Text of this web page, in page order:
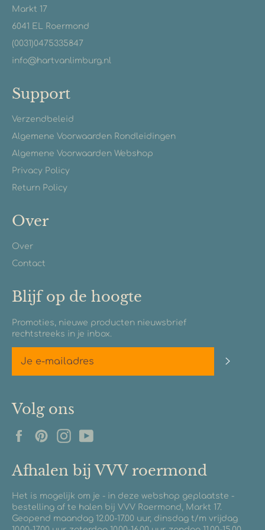
Markt 17
6041 EL Roermond
(0031)0475335847
info@hartvanlimburg.nl
Support
Verzendbeleid
Algemene Voorwaarden Rondleidingen
Algemene Voorwaarden Webshop
Privacy Policy
Return Policy
Over
Over
Contact
Blijf op de hoogte
Promoties, nieuwe producten nieuwsbrief
rechtstreeks in je inbox.
Volg ons
FacebookPinterestInstagram
Afhalen bij VVV roermond
Het is mogelijk om je - in deze webshop geplaatste -
bestelling af te halen bij VVV Roermond, Markt 17.
Geopend maandag 12.00-17.00 uur, dinsdag t/m vrijdag